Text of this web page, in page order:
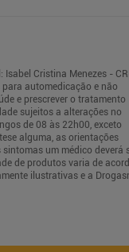
Cristina Menezes -
automedicação e não
e prescrever o tratamento
sujeitos a alterações no
de 08 às 22h00, exceto
alguma, as orientações
um médico deverá
de produtos varia de
ilustrativas e a